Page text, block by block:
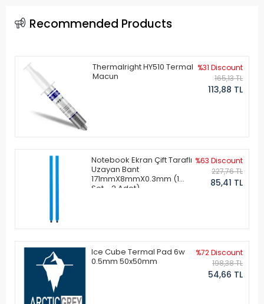
Recommended Products
Thermalright HY510 Termal
Macun
%31 Discount
165,13 TL
113,88 TL
Notebook Ekran Çift Taraflı
Uzayan Bant
171mmX8mmX0.3mm (1
Set - 2 Adet)
%63 Discount
227,76 TL
85,41 TL
Ice Cube Termal Pad 6w
0.5mm 50x50mm
%72 Discount
198,38 TL
54,66 TL